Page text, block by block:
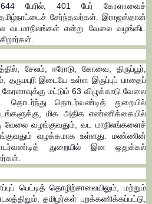
பேரில், 401 பேர் கேரளாவைச்
சேர்ந்தவர்கள். இராஜஸ்தான்
வடமாநிலங்கள் என்று வேலை வழங்கிட
சேலம், ஈரோடு, கோவை, திருப்பூர்,
தருமபுரி இடையே உள்ள இருப்புப் பாதைப்
மட்டும் 63 விழுக்காடு வேலை
தொடர்ந்து தொடர்வண்டித் துறையில்
மிக அதிக எண்ணிக்கையில்
வேலை வழங்குவதும், வட மாநிலங்களைச்
வழக்கமாக உள்ளது. மண்ணின்
துறையில் இன ஒதுக்கல்
பெட்டித் தொழிற்சாலையிலும், மற்றும்
தமிழர்கள் புறக்கணிக்கப்பட்டு,